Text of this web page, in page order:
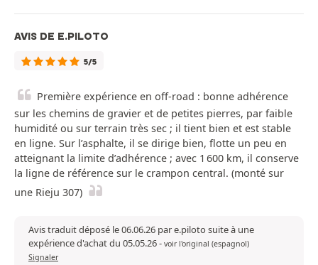
AVIS DE E.PILOTO
5/5
Première expérience en off-road : bonne adhérence
sur les chemins de gravier et de petites pierres, par faible
humidité ou sur terrain très sec ; il tient bien et est stable
en ligne. Sur l’asphalte, il se dirige bien, flotte un peu en
atteignant la limite d’adhérence ; avec 1 600 km, il conserve
la ligne de référence sur le crampon central. (monté sur
une Rieju 307)
Avis traduit déposé le 06.06.26 par e.piloto suite à une
expérience d'achat du 05.05.26- voir l'original (espagnol)
Signaler